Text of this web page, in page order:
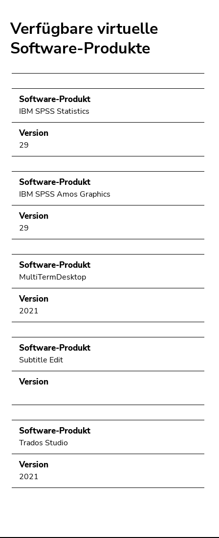
Verfügbare virtuelle
Software-Produkte
Software-Produkt
IBM SPSS Statistics
Version
29
Software-Produkt
IBM SPSS Amos Graphics
Version
29
Software-Produkt
MultiTermDesktop
Version
2021
Software-Produkt
Subtitle Edit
Version
Software-Produkt
Trados Studio
Version
2021